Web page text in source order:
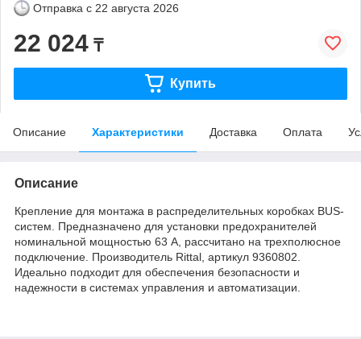
Отправка с 22 августа 2026
22 024 ₸
Купить
Описание Характеристики Доставка Оплата
Описание
Крепление для монтажа в распределительных коробках BUS-
систем. Предназначено для установки предохранителей
номинальной мощностью 63 A, рассчитано на трехполюсное
подключение. Производитель Rittal, артикул 9360802.
Идеально подходит для обеспечения безопасности и
надежности в системах управления и автоматизации.